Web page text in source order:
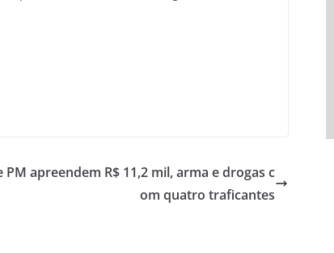
PM apreendem R$ 11,2 mil, arma e drogas c
om quatro traficantes